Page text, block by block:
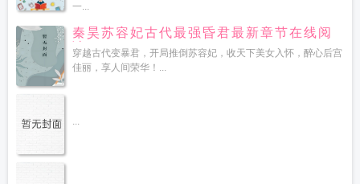
一...
秦昊苏容妃古代最强昏君最新章节在线阅
读
穿越古代变暴君，开局推倒苏容妃，收天下美女入怀，醉心后宫
佳丽，享人间荣华！...
...